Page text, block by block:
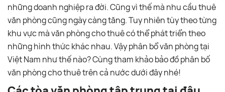
những doanh nghiệp ra đời. Cũng vì thế mà nhu cầu thuê
văn phòng cũng ngày càng tăng. Tuy nhiên tùy theo từng
khu vực mà văn phòng cho thuê có thể phát triển theo
những hình thức khác nhau. Vậy phân bổ văn phòng tại
Việt Nam như thế nào? Cùng tham khảo bảo đồ phân bố
văn phòng cho thuê trên cả nước dưới đây nhé!